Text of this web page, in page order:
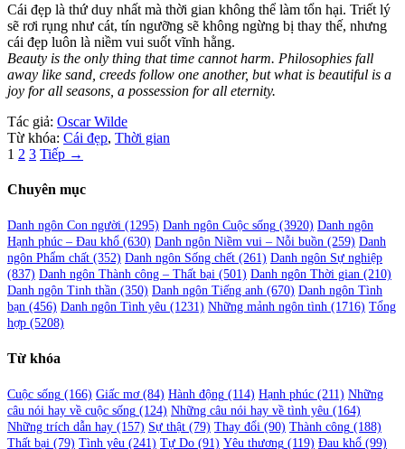
Cái đẹp là thứ duy nhất mà thời gian không thể làm tổn hại. Triết lý
sẽ rơi rụng như cát, tín ngưỡng sẽ không ngừng bị thay thế, nhưng
cái đẹp luôn là niềm vui suốt vĩnh hằng.
Beauty is the only thing that time cannot harm. Philosophies fall
away like sand, creeds follow one another, but what is beautiful is a
joy for all seasons, a possession for all eternity.
Tác giả: Oscar Wilde
Từ khóa: Cái đẹp, Thời gian
Phân
trang
viết
1 2 3 Tiếp →
Chuyên mục
Danh ngôn Con người (1295) Danh ngôn Cuộc sống (3920) Danh ngôn
Hạnh phúc – Đau khổ (630) Danh ngôn Niềm vui – Nỗi buồn (259) Danh
ngôn Phẩm chất (352) Danh ngôn Sống chết (261) Danh ngôn Sự nghiệp
(837) Danh ngôn Thành công – Thất bại (501) Danh ngôn Thời gian (210)
Danh ngôn Tinh thần (350) Danh ngôn Tiếng anh (670) Danh ngôn Tình
bạn (456) Danh ngôn Tình yêu (1231) Những mảnh ngôn tình (1716) Tổng
hợp (5208)
Từ khóa
Cuộc sống (166) Giấc mơ(84) Hành động (114) Hạnh phúc (211) Những
câu nói hay về cuộc sống (124) Những câu nói hay về tình yêu (164)
Những trích dẫn hay (157) Sự thật (79) Thay đổi (90) Thành công (188)
Thất bại (79) Tình yêu (241) Tự Do (91) Yêu thương (119) Đau khổ (99)